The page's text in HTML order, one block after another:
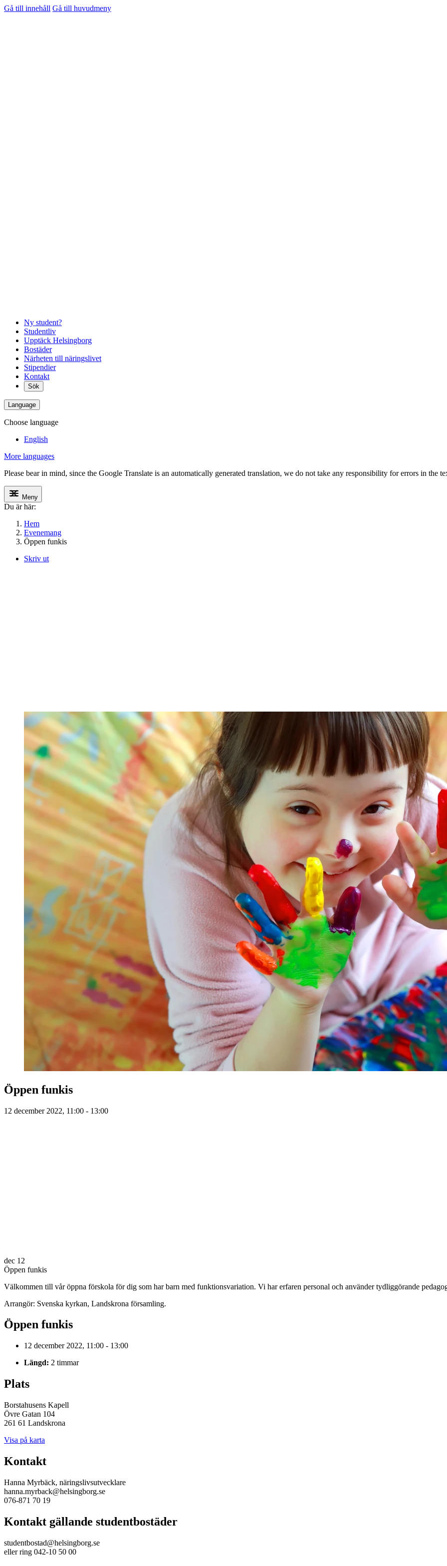
Gå till innehåll Gå till huvudmeny
Ny student?
Studentliv
Upptäck Helsingborg
Bostäder
Närheten till näringslivet
Stipendier
Kontakt
Sök
Language
Choose language
English
More languages
Please bear in mind, since the Google Translate is an automatically generated translation, we do not take any responsibility for errors in the
Meny
Du är här:
Hem
Evenemang
Öppen funkis
Skriv ut
Öppen funkis
12 december 2022, 11:00 - 13:00
dec 12
Öppen funkis
Välkommen till vår öppna förskola för dig som har barn med funktionsvariation. Vi har erfaren personal och använder tydliggörande
Arrangör: Svenska kyrkan, Landskrona församling.
Öppen funkis
12 december 2022, 11:00 - 13:00
Längd: 2 timmar
Plats
Borstahusens Kapell
Övre Gatan 104
261 61 Landskrona
Visa på karta
Kontakt
Hanna Myrbäck, näringslivsutvecklare
hanna.myrback@helsingborg.se
076-871 70 19
Kontakt gällande studentbostäder
studentbostad@helsingborg.se
eller ring 042-10 50 00